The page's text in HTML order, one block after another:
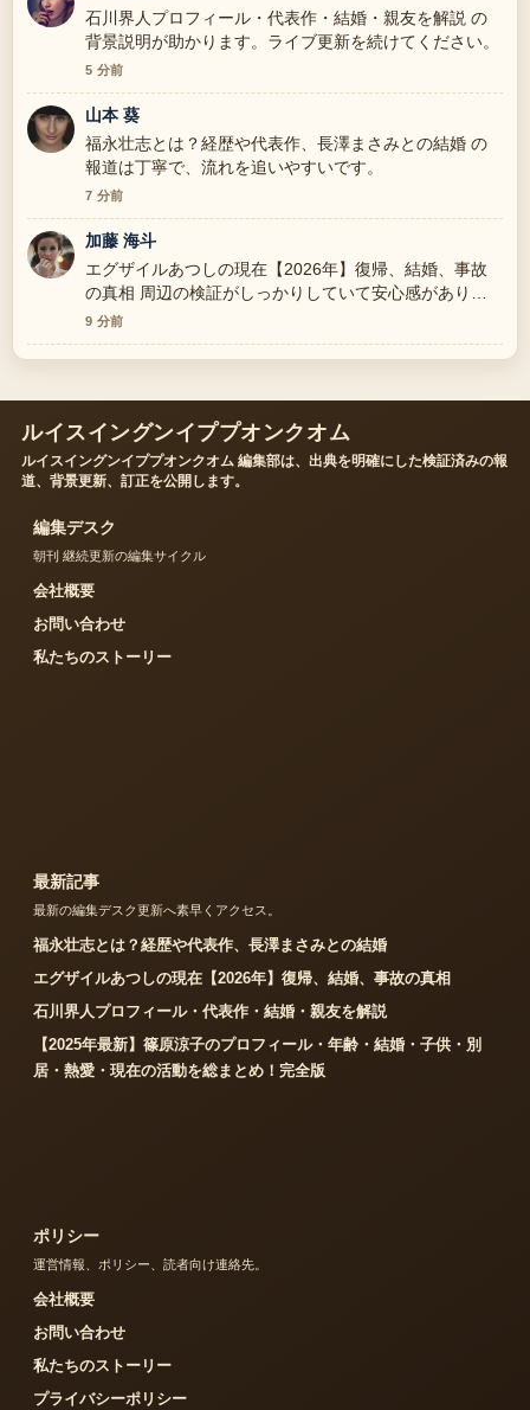
石川界人プロフィール・代表作・結婚・親友を解説 の
背景説明が助かります。ライブ更新を続けてください。
5 分前
山本 葵
福永壮志とは？経歴や代表作、長澤まさみとの結婚 の
報道は丁寧で、流れを追いやすいです。
7 分前
加藤 海斗
エグザイルあつしの現在【2026年】復帰、結婚、事故
の真相 周辺の検証がしっかりしていて安心感がありま
す。
9 分前
ルイスイングンイププオンクオム
ルイスイングンイププオンクオム 編集部は、出典を明確にした検証済みの報
道、背景更新、訂正を公開します。
編集デスク
朝刊 継続更新の編集サイクル
会社概要
お問い合わせ
私たちのストーリー
最新記事
最新の編集デスク更新へ素早くアクセス。
福永壮志とは？経歴や代表作、長澤まさみとの結婚
エグザイルあつしの現在【2026年】復帰、結婚、事故の真相
石川界人プロフィール・代表作・結婚・親友を解説
【2025年最新】篠原涼子のプロフィール・年齢・結婚・子供・別
居・熱愛・現在の活動を総まとめ！完全版
ポリシー
運営情報、ポリシー、読者向け連絡先。
会社概要
お問い合わせ
私たちのストーリー
プライバシーポリシー